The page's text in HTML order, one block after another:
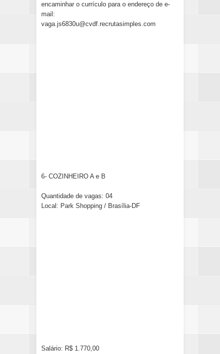
encaminhar o currículo para o endereço de e-
mail:
vaga.js6830u@cvdf.recrutasimples.com
6- COZINHEIRO A e B
Quantidade de vagas: 04
Local: Park Shopping / Brasília-DF
Salário: R$ 1.770,00